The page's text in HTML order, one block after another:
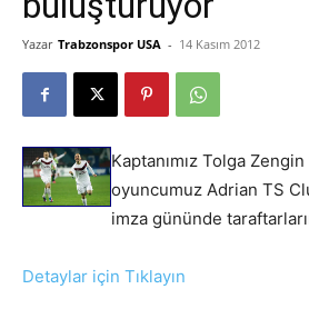
Yazar Trabzonspor USA - 14 Kasım 2012
Kaptanımız Tolga
oyuncumuz Adrian TS
imza gününde
Detaylar için Tıklayın